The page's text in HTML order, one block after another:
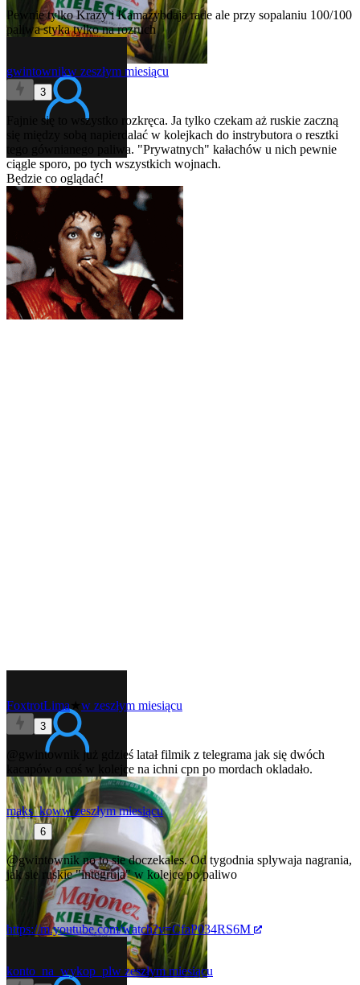
Pewnie tylko Krazy i Kamazybdaja rade ale przy sopalaniu 100/100
paliwa styka tylko na rozruch
gwintownikw zeszłym miesiącu
3
Fajnie się to wszystko rozkręca. Ja tylko czekam aż ruskie zaczną
się między sobą napierdalać w kolejkach do instrybutora o resztki
tego gównianego paliwa. "Prywatnych" kałachów u nich pewnie
ciągle sporo, po tych wszystkich wojnach.
Będzie co oglądać!
FoxtrotLima★ w zeszłym miesiącu
3
@gwintownik
już gdzieś latał filmik z telegrama jak się dwóch
kacapów o coś w kolejce na ichni cpn po mordach okladało.
maks_koww zeszłym miesiącu
6
@gwintownik no to sie doczekales. Od tygodnia splywaja nagrania,
jak sie ruskie "integruja" w kolejce po paliwo
https://m.youtube.com/watch?v=CfaP034RS6M
konto_na_wykop_plw zeszłym miesiącu